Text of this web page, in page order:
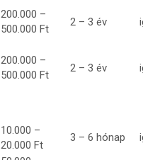
200.000 –
500.000 Ft
2 – 3 év
200.000 –
500.000 Ft
2 – 3 év
10.000 –
20.000 Ft
3 – 6 hónap